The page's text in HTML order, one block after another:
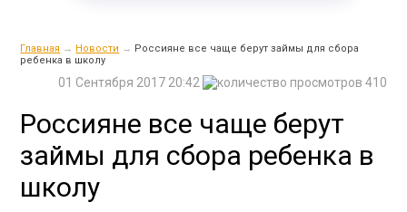
Главная → Новости → ​Россияне все чаще берут займы для сбора
ребенка в школу
410
01 Сентября 2017 20:42
​Россияне все чаще берут
займы для сбора ребенка в
школу